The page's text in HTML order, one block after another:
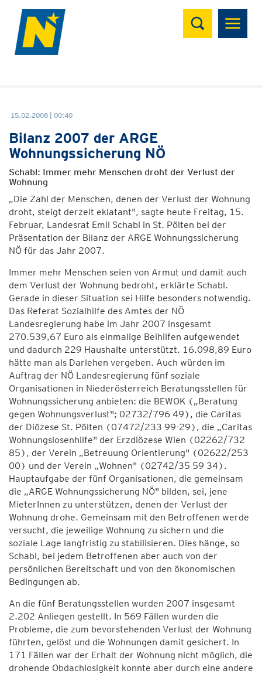
Suchen
15.02.2008 | 00:40
Bilanz 2007 der ARGE
Wohnungssicherung NÖ
Schabl: Immer mehr Menschen droht der Verlust der
Wohnung
„Die Zahl der Menschen, denen der Verlust der Wohnung
droht, steigt derzeit eklatant", sagte heute Freitag, 15.
Februar, Landesrat Emil Schabl in St. Pölten bei der
Präsentation der Bilanz der ARGE Wohnungssicherung
NÖ für das Jahr 2007.
Immer mehr Menschen seien von Armut und damit auch
dem Verlust der Wohnung bedroht, erklärte Schabl.
Gerade in dieser Situation sei Hilfe besonders notwendig.
Das Referat Sozialhilfe des Amtes der NÖ
Landesregierung habe im Jahr 2007 insgesamt
270.539,67 Euro als einmalige Beihilfen aufgewendet
und dadurch 229 Haushalte unterstützt. 16.098,89 Euro
hätte man als Darlehen vergeben. Auch würden im
Auftrag der NÖ Landesregierung fünf soziale
Organisationen in Niederösterreich Beratungsstellen für
Wohnungssicherung anbieten: die BEWOK („Beratung
gegen Wohnungsverlust"; 02732/796 49), die Caritas
der Diözese St. Pölten (07472/233 99-29), die „Caritas
Wohnungslosenhilfe" der Erzdiözese Wien (02262/732
85), der Verein „Betreuung Orientierung" (02622/253
00) und der Verein „Wohnen" (02742/35 59 34).
Hauptaufgabe der fünf Organisationen, die gemeinsam
die „ARGE Wohnungssicherung NÖ" bilden, sei, jene
MieterInnen zu unterstützen, denen der Verlust der
Wohnung drohe. Gemeinsam mit den Betroffenen werde
versucht, die jeweilige Wohnung zu sichern und die
soziale Lage langfristig zu stabilisieren. Dies hänge, so
Schabl, bei jedem Betroffenen aber auch von der
persönlichen Bereitschaft und von den ökonomischen
Bedingungen ab.
An die fünf Beratungsstellen wurden 2007 insgesamt
2.202 Anliegen gestellt. In 569 Fällen wurden die
Probleme, die zum bevorstehenden Verlust der Wohnung
führten, gelöst und die Wohnungen damit gesichert. In
171 Fällen war der Erhalt der Wohnung nicht möglich, die
drohende Obdachlosigkeit konnte aber durch eine andere